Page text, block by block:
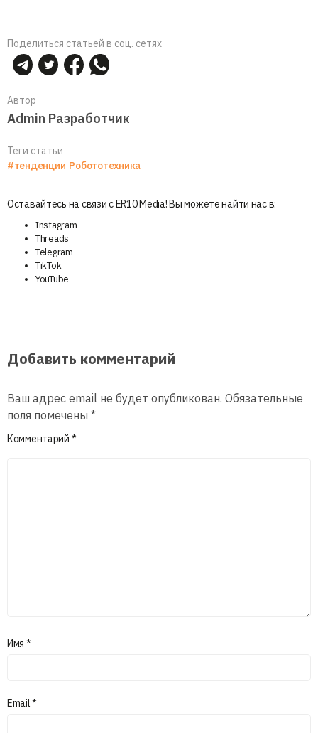
Поделиться статьей в соц. сетях
Автор
Admin Разработчик
Теги статьи
#тенденции Робототехника
Оставайтесь на связи с ER10 Media! Вы можете найти нас в:
Instagram
Threads
Telegram
TikTok
YouTube
Добавить комментарий
Ваш адрес email не будет опубликован. Обязательные
поля помечены *
Комментарий *
Имя *
Email*